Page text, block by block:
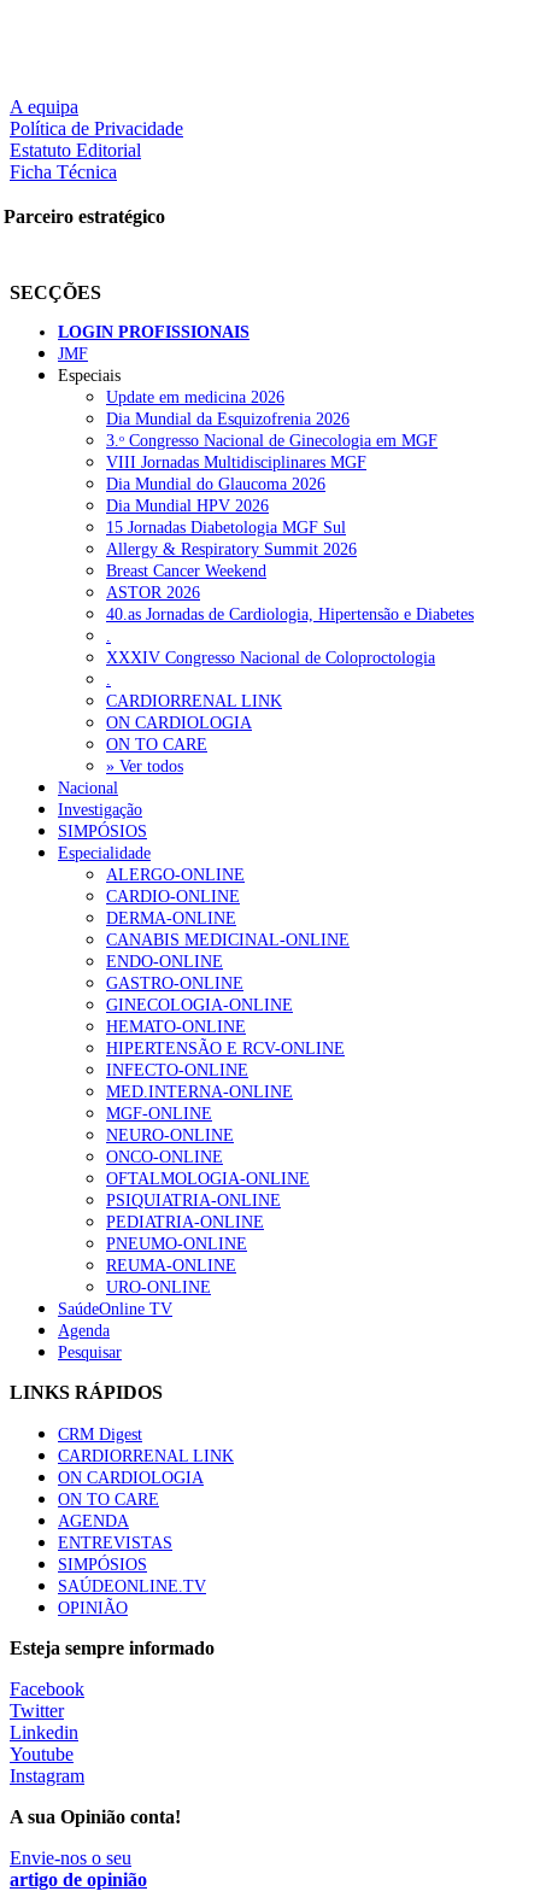
A equipa
Política de Privacidade
Estatuto Editorial
Ficha Técnica
Parceiro estratégico
SECÇÕES
LOGIN PROFISSIONAIS
JMF
Especiais
Update em medicina 2026
Dia Mundial da Esquizofrenia 2026
3.ᵒ Congresso Nacional de Ginecologia em MGF
VIII Jornadas Multidisciplinares MGF
Dia Mundial do Glaucoma 2026
Dia Mundial HPV 2026
15 Jornadas Diabetologia MGF Sul
Allergy & Respiratory Summit 2026
Breast Cancer Weekend
ASTOR 2026
40.as Jornadas de Cardiologia, Hipertensão e Diabetes
.
XXXIV Congresso Nacional de Coloproctologia
.
CARDIORRENAL LINK
ON CARDIOLOGIA
ON TO CARE
» Ver todos
Nacional
Investigação
SIMPÓSIOS
Especialidade
ALERGO-ONLINE
CARDIO-ONLINE
DERMA-ONLINE
CANABIS MEDICINAL-ONLINE
ENDO-ONLINE
GASTRO-ONLINE
GINECOLOGIA-ONLINE
HEMATO-ONLINE
HIPERTENSÃO E RCV-ONLINE
INFECTO-ONLINE
MED.INTERNA-ONLINE
MGF-ONLINE
NEURO-ONLINE
ONCO-ONLINE
OFTALMOLOGIA-ONLINE
PSIQUIATRIA-ONLINE
PEDIATRIA-ONLINE
PNEUMO-ONLINE
REUMA-ONLINE
URO-ONLINE
SaúdeOnline TV
Agenda
Pesquisar
LINKS RÁPIDOS
CRM Digest
CARDIORRENAL LINK
ON CARDIOLOGIA
ON TO CARE
AGENDA
ENTREVISTAS
SIMPÓSIOS
SAÚDEONLINE.TV
OPINIÃO
Esteja sempre informado
Facebook
Twitter
Linkedin
Youtube
Instagram
A sua Opinião conta!
Envie-nos o seu
artigo de opinião